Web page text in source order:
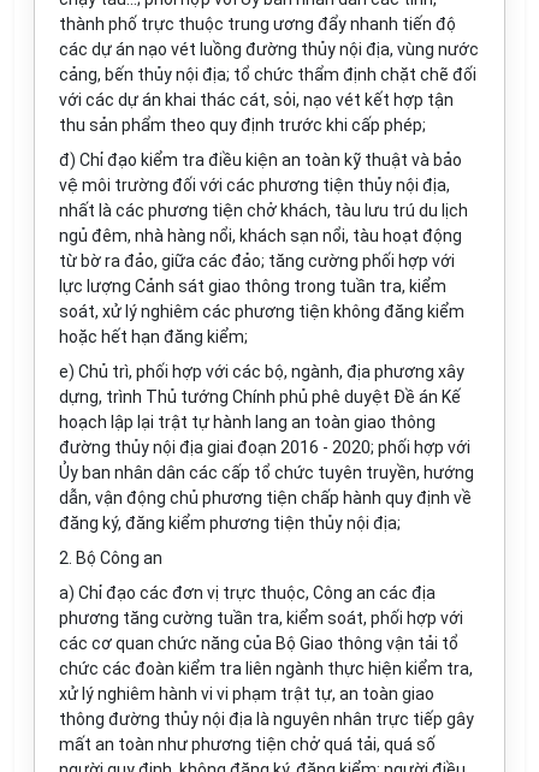
thành phố trực thuộc trung ương đẩy nhanh tiến độ
các dự án nạo vét luồng đường thủy nội địa, vùng nước
cảng, bến thủy nội địa; tổ chức thẩm định chặt chẽ đối
với các dự án khai thác cát, sỏi, nạo vét kết hợp tận
thu sản phẩm theo quy định trước khi cấp phép;
đ) Chỉ đạo kiểm tra điều kiện an toàn kỹ thuật và bảo
vệ môi trường đối với các phương tiện thủy nội địa,
nhất là các phương tiện chở khách, tàu ưu trú du lịch
ngủ đêm, nhà hàng nổi, khách sạn nổi, tàu hoạt động
từ bờ ra đảo, giữa các đảo; tăng cường phối hợp với
lực lượng Cảnh sát giao thông trong tuần tra, kiểm
soát, xử lý nghiêm các phương tiện không đăng kiểm
hoặc hết hạn đăng kiểm;
e) Chủ trì, phối hợp với các bộ, ngành, địa phương xây
dựng, trình Thủ tướng Chính phủ phê duyệt Đề án Kế
hoạch lập lại trật tự hành lang an toàn giao thông
đường thủynội địa giai đoạn 2016 - 2020; phối hợp với
Ủy ban nhân dân các cấp tổ chức tuyên truyền, hướng
dẫn, vận động chủ phương tiện chấp hành quy định về
đăng ký, đăng kiểm phương tiện thủy nội địa;
2. Bộ Công an
a) Chỉ đạo các đơn vị trực thuộc, Công an các địa
phương tăng cường tuần tra, kiểm soát, phối hợp với
các cơ quan chức năng của Bộ Giao thông vận tải tổ
chức các đoàn kiểm tra liên ngành thực hiện kiểm tra,
xử lý nghiêm hành vi vi phạm trật tự, an toàn giao
thông đường thủy nội địa là nguyên nhân trực tiếp gây
mất an toàn như phương tiện chở quá tải, quá số